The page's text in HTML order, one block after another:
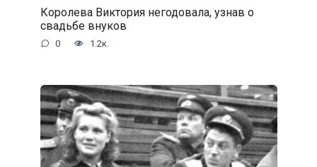
Королева Виктория негодовала, узнав о
свадьбе внуков
0 1.2к.